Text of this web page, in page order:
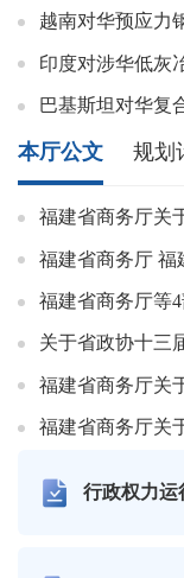
越南对华预应力
印度对涉华低灰
巴基斯坦对华复
本厅公文 规划
关于省政协十三
行政权力运